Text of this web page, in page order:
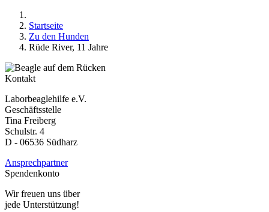
Startseite
Zu den Hunden
Rüde River, 11 Jahre
Kontakt
Laborbeaglehilfe e.V.
Geschäftsstelle
Tina Freiberg
Schulstr. 4
D - 06536 Südharz
Ansprechpartner
Spendenkonto
Wir freuen uns über
jede Unterstützung!